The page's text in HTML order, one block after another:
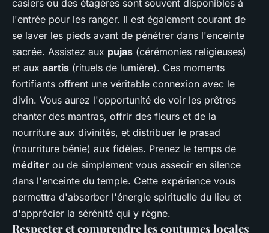
casiers ou des étagères sont souvent disponibles à
l'entrée pour les ranger. Il est également courant de
se laver les pieds avant de pénétrer dans l'enceinte
sacrée. Assistez aux pujas (cérémonies religieuses)
et aux aartis (rituels de lumière). Ces moments
fortifiants offrent une véritable connexion avec le
divin. Vous aurez l'opportunité de voir les prêtres
chanter des mantras, offrir des fleurs et de la
nourriture aux divinités, et distribuer le prasad
(nourriture bénie) aux fidèles. Prenez le temps de
méditer ou de simplement vous asseoir en silence
dans l'enceinte du temple. Cette expérience vous
permettra d'absorber l'énergie spirituelle du lieu et
d'apprécier la sérénité qui y règne.
Respecter et comprendre les coutumes locales